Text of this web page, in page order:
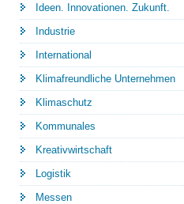
Ideen. Innovationen. Zukunft.
Industrie
International
Klimafreundliche Unternehmen
Klimaschutz
Kommunales
Kreativwirtschaft
Logistik
Messen